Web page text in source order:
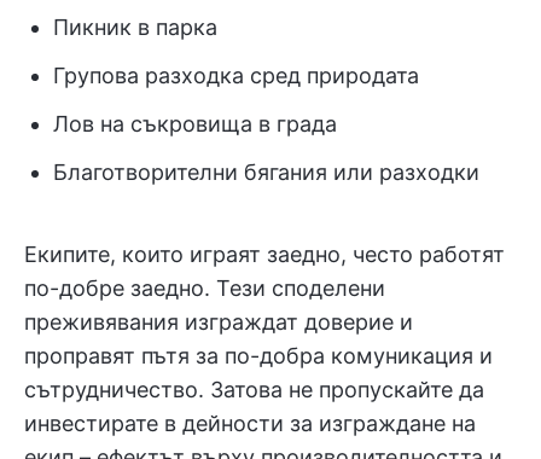
Пикник в парка
Групова разходка сред природата
Лов на съкровища в града
Благотворителни бягания или разходки
Екипите, които играят заедно, често работят
по-добре заедно. Тези споделени
преживявания изграждат доверие и
проправят пътя за по-добра комуникация и
сътрудничество. Затова не пропускайте да
инвестирате в дейности за изграждане на